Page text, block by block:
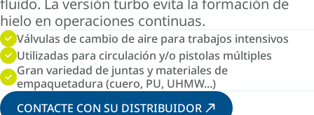
fluido. La versión turbo evita la formación de
hielo en operaciones continuas.
Válvulas de cambio de aire para trabajos intensivos
Utilizadas para circulación y/o pistolas múltiples
Gran variedad de juntas y materiales de
empaquetadura (cuero, PU, UHMW...)
CONTACTE CON SU DISTRIBUIDOR